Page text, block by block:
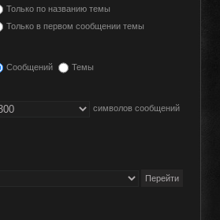
Только по названию темы
Только в первом сообщении темы
Сообщений Темы
символов сообщений